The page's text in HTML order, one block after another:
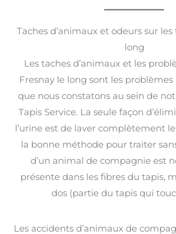
Taches d’animaux et odeurs sur
long
Les taches d’animaux et les
Fresnay le long sont les
que nous constatons au sein de
Tapis Service. La seule façon
l’urine est de laver complètement
la bonne méthode pour traiter
d’un animal de compagnie est
présente dans les fibres du tapis,
dos (partie du tapis qui
Les accidents d’animaux de